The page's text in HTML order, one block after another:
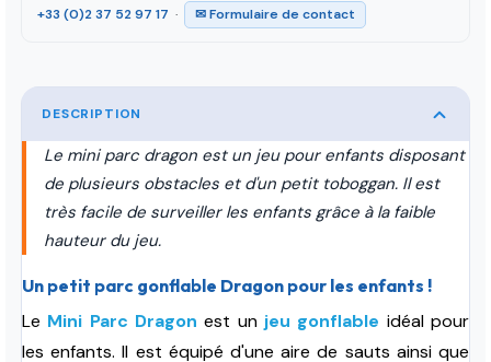
+33 (0)2 37 52 97 17 · ✉ Formulaire de contact
DESCRIPTION
Le mini parc dragon est un jeu pour enfants disposant
de plusieurs obstacles et d'un petit toboggan. Il est
très facile de surveiller les enfants grâce à la faible
hauteur du jeu.
Un petit parc gonflable Dragon pour les enfants !
Le Mini Parc Dragon est un jeu gonflable idéal pour
les enfants. Il est équipé d'une aire de sauts ainsi que